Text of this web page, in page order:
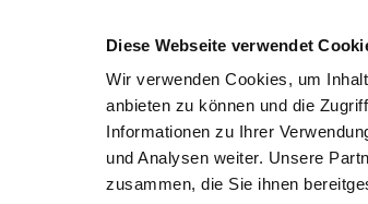
Diese Webseite verwendet
Wir verwenden Cookies, um
anbieten zu können und die
Informationen zu Ihrer
und Analysen weiter. Unsere
zusammen, die Sie ihnen
Zur Krankenhaus-Startseite